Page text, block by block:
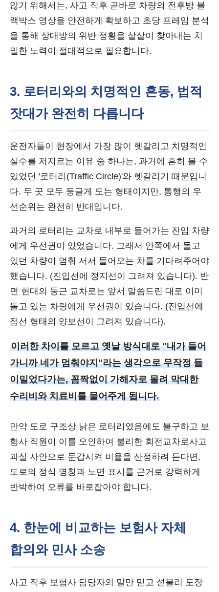
않기 위해서는, 사고 직후 곧바로 차량의 전후방 블
랙박스 영상을 안전하게 확보하고 초당 프레임 분석
을 통해 상대방의 위반 정황을 샅샅이 찾아내는 치
밀한 노력이 절대적으로 필요합니다.
3. 로터리와의 치명적인 혼동, 법적
잣대가 완전히 다릅니다
운전자들이 현장에서 가장 많이 헷갈리고 치명적인
실수를 저지르는 이유 중 하나는, 과거에 흔히 볼 수
있었던 '로터리(Traffic Circle)'와 헷갈리기 때문입니
다. 두 곳 모두 둥글게 도는 형태이지만, 통행의 우
선순위는 완전히 반대입니다.
과거의 로터리는 교차로 내부로 들어가는 진입 차량
에게 우선권이 있었습니다. 그래서 안쪽에서 돌고
있던 차량이 멈춰 서서 들어오는 차를 기다려주어야
했습니다. (진입선에 정지선이 그려져 있습니다). 반
면 현대의 둥근 교차로는 앞서 말씀드린 대로 이미
돌고 있는 차량에게 우선권이 있습니다. (진입선에
점선 형태의 양보선이 그려져 있습니다).
이러한 차이를 모르고 옛날 방식대로 "내가 들어
가니까 네가 멈춰야지"라는 생각으로 무작정 들
이밀었다가는, 꼼짝없이 가해자로 몰려 막대한
수리비와 치료비를 물어주게 됩니다.
만약 도로 구조상 낡은 로터리였음에도 불구하고 보
험사 직원이 이를 오인하여 불리한 회전교차로사고
과실 사안으로 둔갑시켜 비율을 산정하려 든다면,
도로의 정식 명칭과 노면 표시를 근거로 강력하게
반박하여 오류를 바로잡아야 합니다.
4. 한눈에 비교하는 보험사 자체
합의와 민사 소송
사고 직후 보험사 담당자의 말만 믿고 섣불리 도장